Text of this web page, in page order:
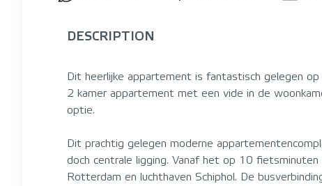
DESCRIPTION
Dit heerlijke appartement is fantastisch gelegen
2 kamer appartement met een vide in de
optie.
Dit prachtig gelegen moderne
doch centrale ligging. Vanaf het op 10
Rotterdam en luchthaven Schiphol. De